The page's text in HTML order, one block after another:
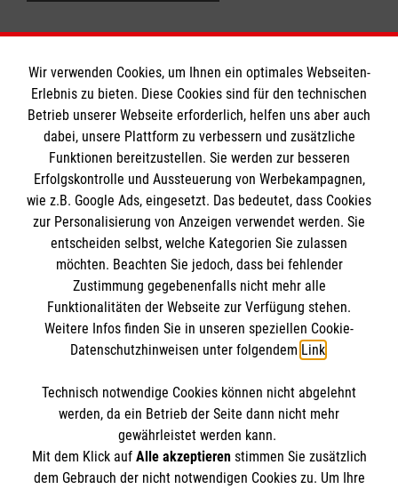
Informationen
Impressum
Datenschutz
Kontakt
Barrierefreiheit
Die Malteser
Malteser in Deutschland
Malteserorden
Sharepoint
Spendenkonto
Bank: PAX Bank für Kirche und Caritas eG
IBAN: DE34 3706 0120 1201 2136 45
BIC: GENODED1PA7
So finden Sie uns
Teisendorfer Str. 8
Wir verwenden Cookies, um Ihnen ein optimales Webseiten-
Erlebnis zu bieten. Diese Cookies sind für den technischen
Betrieb unserer Webseite erforderlich, helfen uns aber auch
dabei, unsere Plattform zu verbessern und zusätzliche
Funktionen bereitzustellen. Sie werden zur besseren
Erfolgskontrolle und Aussteuerung von Werbekampagnen,
wie z.B. Google Ads, eingesetzt. Das bedeutet, dass Cookies
zur Personalisierung von Anzeigen verwendet werden. Sie
entscheiden selbst, welche Kategorien Sie zulassen
möchten. Beachten Sie jedoch, dass bei fehlender
Zustimmung gegebenenfalls nicht mehr alle
Funktionalitäten der Webseite zur Verfügung stehen.
Weitere Infos finden Sie in unseren speziellen Cookie-
Datenschutzhinweisen unter folgendem Link.
Technisch notwendige Cookies können nicht abgelehnt
werden, da ein Betrieb der Seite dann nicht mehr
gewährleistet werden kann.
Mit dem Klick auf Alle akzeptierenstimmen Sie zusätzlich
dem Gebrauch der nicht notwendigen Cookies zu. Um Ihre